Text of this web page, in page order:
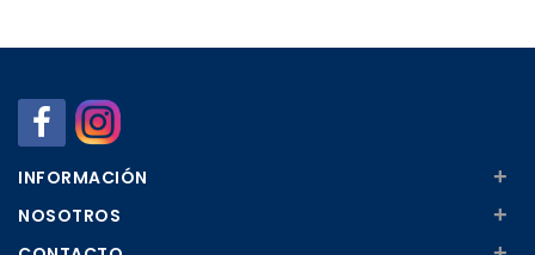
INFORMACIÓN +
NOSOTROS +